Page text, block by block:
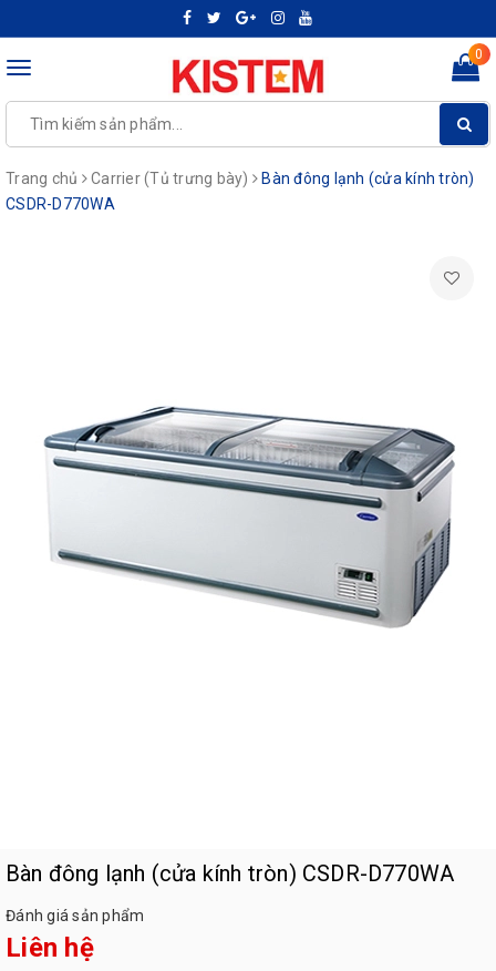
Toggle
0
Trang chủ Carrier (Tủ trưng bày)
Bàn đông lạnh (cửa kính tròn)
CSDR-D770WA
Bàn đông lạnh (cửa kính tròn) CSDR-D770WA
Đánh giá sản phẩm
Liên hệ